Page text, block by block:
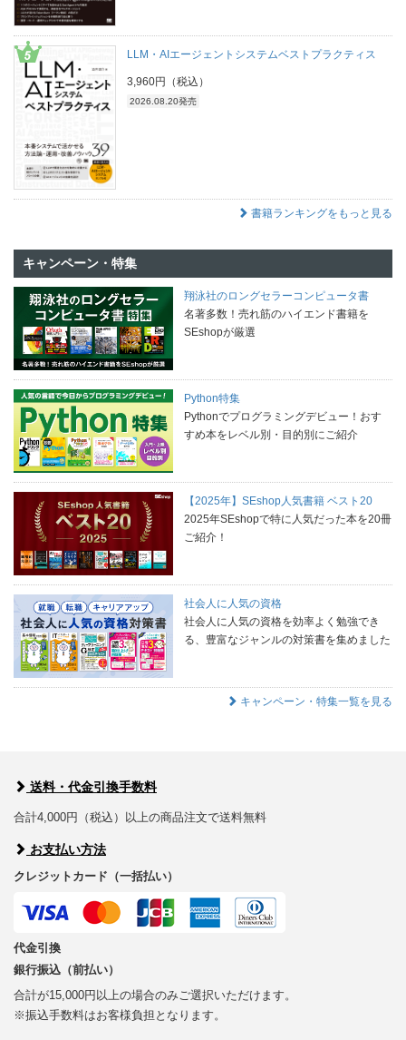
LLM・AIエージェントシステムベストプラクティス
3,960円（税込）
2026.08.20発売
書籍ランキングをもっと見る
キャンペーン・特集
翔泳社のロングセラーコンピュータ書
名著多数！売れ筋のハイエンド書籍を
SEshopが厳選
Python特集
Pythonでプログラミングデビュー！おす
すめ本をレベル別・目的別にご紹介
【2025年】SEshop人気書籍 ベスト20
2025年SEshopで特に人気だった本を20冊
ご紹介！
社会人に人気の資格
社会人に人気の資格を効率よく勉強でき
る、豊富なジャンルの対策書を集めました
キャンペーン・特集一覧を見る
送料・代金引換手数料
合計4,000円（税込）以上の商品注文で送料無料
お支払い方法
クレジットカード（一括払い）
代金引換
銀行振込（前払い）
合計が15,000円以上の場合のみご選択いただけます。
※振込手数料はお客様負担となります。